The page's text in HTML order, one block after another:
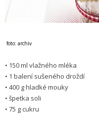
foto: archiv
• 150 ml vlažného mléka
• 1 balení sušeného droždí
• 400 g hladké mouky
• špetka soli
• 75 g cukru